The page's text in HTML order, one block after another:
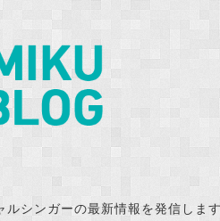
シンガーの最新情報を発信します